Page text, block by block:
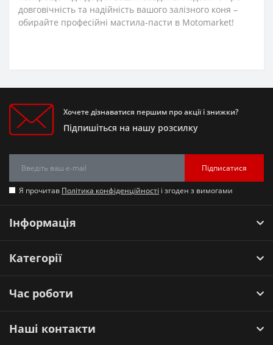
довговічність та надійність вашого залізного коня –
обирайте професійні мастила-пасти в Motomarket!
Хочете дізнаватися першим про акції і знижки?
Підпишіться на нашу розсилку
Підписатися
Я прочитав Політика конфіденційності і згоден з вимогами
Інформація
Категорії
Час роботи
Наші контакти